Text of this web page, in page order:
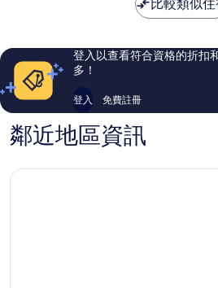
評
論
比較類似
登入以查看符合資格的折扣
多！
登入 免費註冊
鄰近地區資訊